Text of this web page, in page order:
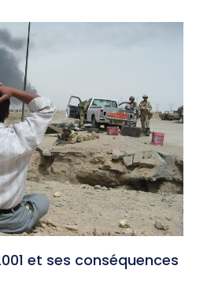
et ses conséquences